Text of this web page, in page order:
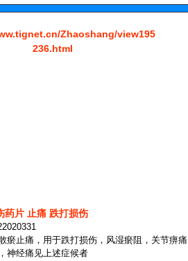
药片 止痛 跌打损伤
瘀止痛，用于跌打损伤，风湿瘀阻，关节痹
神经痛见上述症候者